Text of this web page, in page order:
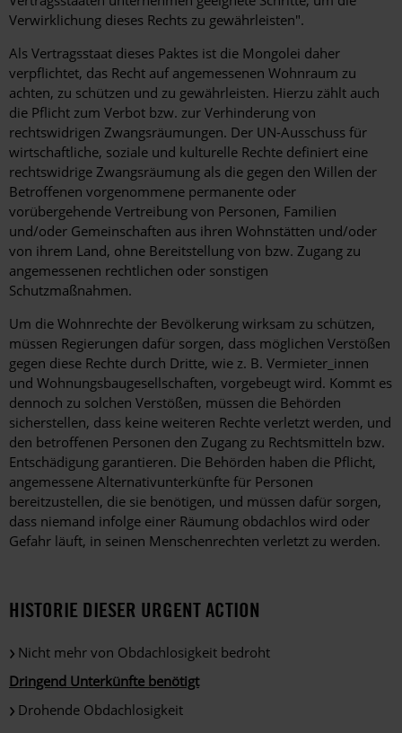
Verwirklichung dieses Rechts zu gewährleisten".
Als Vertragsstaat dieses Paktes ist die Mongolei daher
verpflichtet, das Recht auf angemessenen Wohnraum zu
achten, zu schützen und zu gewährleisten. Hierzu zählt auch
die Pflicht zum Verbot bzw. zur Verhinderung von
rechtswidrigen Zwangsräumungen. Der UN-Ausschuss für
wirtschaftliche, soziale und kulturelle Rechte definiert eine
rechtswidrige Zwangsräumung als die gegen den Willen der
Betroffenen vorgenommene permanente oder
vorübergehende Vertreibung von Personen, Familien
und/oder Gemeinschaften aus ihren Wohnstätten und/oder
von ihrem Land, ohne Bereitstellung von bzw. Zugang zu
angemessenen rechtlichen oder sonstigen
Schutzmaßnahmen.
Um die Wohnrechte der Bevölkerung wirksam zu schützen,
müssen Regierungen dafür sorgen, dass möglichen Verstößen
gegen diese Rechte durch Dritte, wie z. B. Vermieter_innen
und Wohnungsbaugesellschaften, vorgebeugt wird. Kommt es
dennoch zu solchen Verstößen, müssen die Behörden
sicherstellen, dass keine weiteren Rechte verletzt werden, und
den betroffenen Personen den Zugang zu Rechtsmitteln bzw.
Entschädigung garantieren. Die Behörden haben die Pflicht,
angemessene Alternativunterkünfte für Personen
bereitzustellen, die sie benötigen, und müssen dafür sorgen,
dass niemand infolge einer Räumung obdachlos wird oder
Gefahr läuft, in seinen Menschenrechten verletzt zu werden.
HISTORIE DIESER URGENT ACTION
Nicht mehr von Obdachlosigkeit bedroht
Dringend Unterkünfte benötigt
Drohende Obdachlosigkeit